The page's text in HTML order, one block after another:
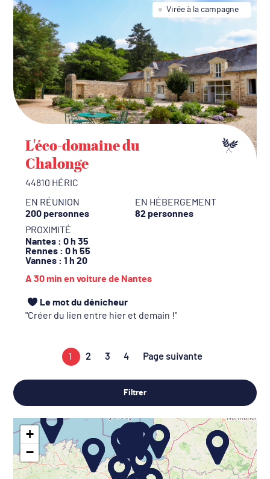
Virée à la campagne
L'éco-domaine du
Chalonge
44810 HÉRIC
EN RÉUNION
200 personnes
EN HÉBERGEMENT
82 personnes
PROXIMITÉ
Nantes : 0 h 35
Rennes : 0 h 55
Vannes : 1 h 20
A 30 min en voiture de Nantes
Le mot du dénicheur
Créer du lien entre hier et demain !
1 2 3 4 Page suivante
Filtrer
+
−